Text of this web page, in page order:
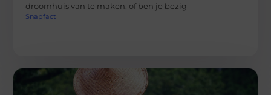
droomhuis van te maken, of ben je bezig
Snapfact